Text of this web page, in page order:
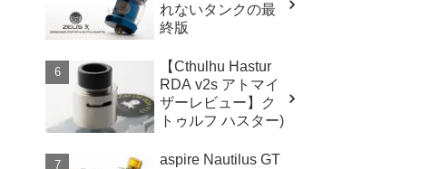
れないタンクの最
終版
【Cthulhu Hastur
RDA v2s アトマイ
ザーレビュー】ク
トゥルフ ハスター)
aspire Nautilus GT